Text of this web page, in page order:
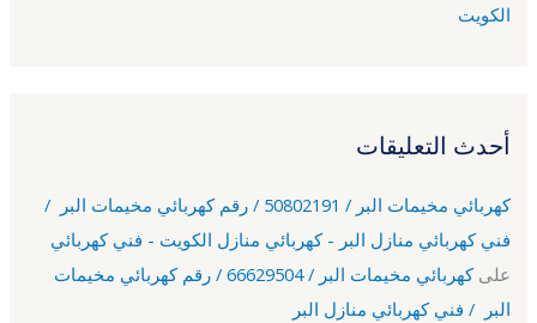
الكويت
أحدث التعليقات
كهربائي مخيمات البر / 50802191 / رقم كهربائي مخيمات البر /
فني كهربائي منازل البر - كهربائي منازل الكويت - فني كهربائي
على
كهربائي مخيمات البر / 66629504 / رقم كهربائي مخيمات
البر / فني كهربائي منازل البر